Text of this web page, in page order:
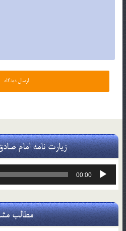
زیارت نامه امام
پخش‌کننده
00:00
مطالب